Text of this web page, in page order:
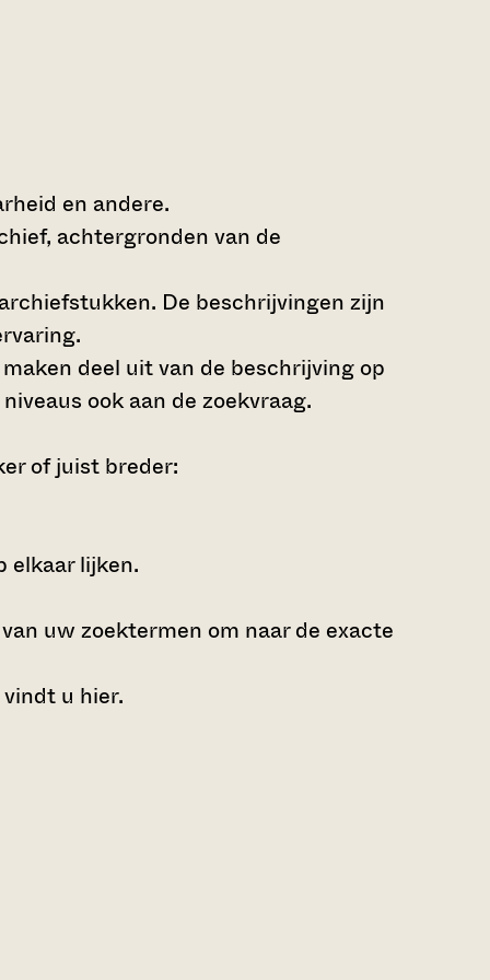
en andere.
achtergronden van de
De beschrijvingen zijn
deel uit van de beschrijving op
ook aan de zoekvraag.
of juist breder:
elkaar lijken.
uw zoektermen om naar de exacte
u hier.